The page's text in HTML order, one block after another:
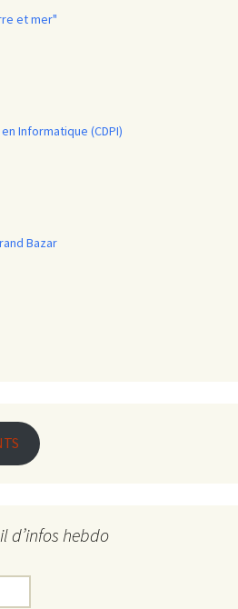
et mer"
en Informatique (CDPI)
Bazar
d’infos hebdo